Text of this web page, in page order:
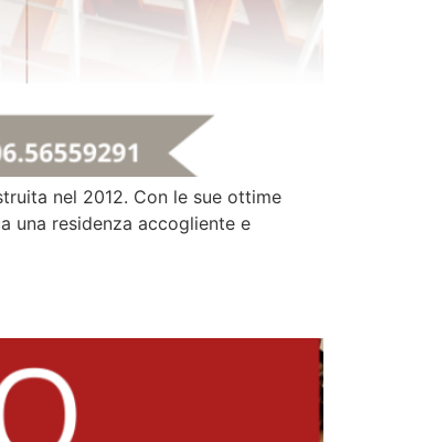
nel 2012. Con le sue ottime
una residenza accogliente e